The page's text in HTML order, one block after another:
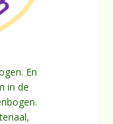
En
in de